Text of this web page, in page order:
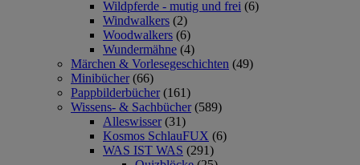
Wildpferde - mutig und frei (6)
Windwalkers (2)
Woodwalkers (6)
Wundermähne (4)
Märchen & Vorlesegeschichten (49)
Minibücher (66)
Pappbilderbücher (161)
Wissens- & Sachbücher (589)
Alleswisser (31)
Kosmos SchlauFUX (6)
WAS IST WAS (291)